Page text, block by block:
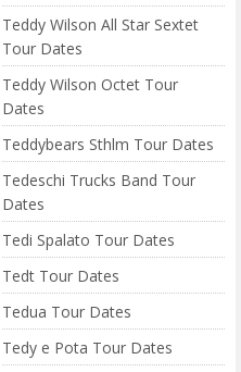
Teddy Wilson All Star Sextet
Tour Dates
Teddy Wilson Octet Tour
Dates
Teddybears Sthlm Tour Dates
Tedeschi Trucks Band Tour
Dates
Tedi Spalato Tour Dates
Tedt Tour Dates
Tedua Tour Dates
Tedy e Pota Tour Dates